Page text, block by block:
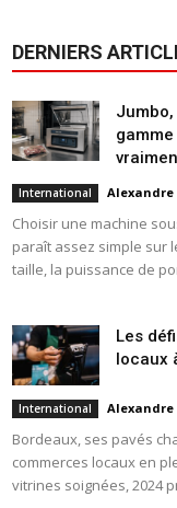
DERNIERS
International Alexandre
Choisir une machine
paraît assez simple sur
taille, la puissance de
Les
locaux
International Alexandre
Bordeaux, ses pavés
commerces locaux en
vitrines soignées, 2024